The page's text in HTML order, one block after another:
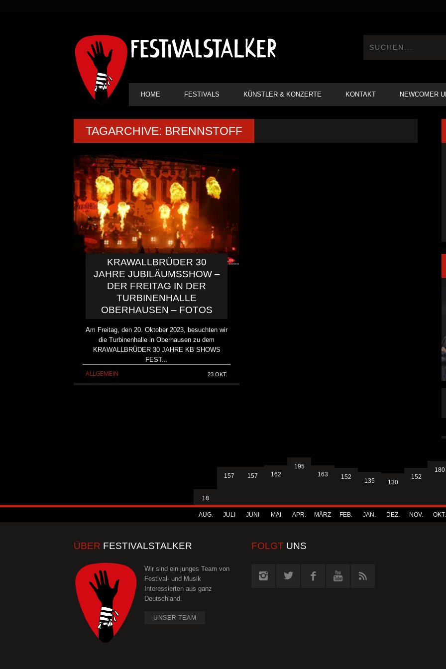
HAUPT-
NAVIGATION
HOME FESTIVALS KÜNSTLER & KONZERTE KONTAKT NEWCOMER
TAGARCHIVE: BRENNSTOFF
KRAWALLBRÜDER 30
JAHRE JUBILÄUMSSHOW –
DER FREITAG IN DER
TURBINENHALLE
OBERHAUSEN – FOTOS
Am Freitag, den 20. Oktober 2023, besuchten wir
die Turbinenhalle in Oberhausen zu dem
KRAWALLBRÜDER 30 JAHRE KB SHOWS
FEST...
ALLGEMEIN 23 OKT.
18
AUG.
157
JULI
157
JUNI
162
MAI
195
APR.
163
MÄRZ
152
FEB.
135
JAN.
130
DEZ.
152
NOV.
180
OKT.
ÜBER FESTIVALSTALKER
Wir sind ein junges Team von
Festival- und Musik
Interessierten aus ganz
Deutschland.
UNSER TEAM
FOLGT UNS